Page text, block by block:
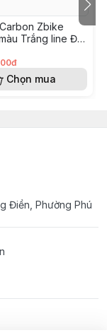
lõi đồng
trục thép
đen
cối Ratchet
gai trơn –
siêu nhẹ
chính
đen
Zbike
Trắng line Đỏ
Hoài Vũ)
Chọn mua
Điền, Phường Phú